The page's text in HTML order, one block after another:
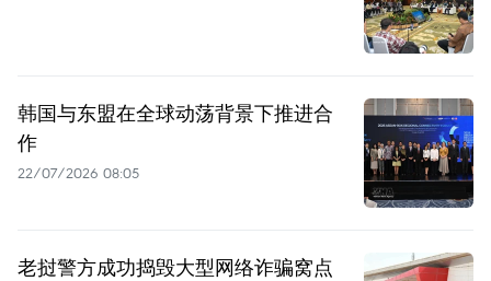
韩国与东盟在全球动荡背景下推进合
作
22/07/2026 08:05
老挝警方成功捣毁大型网络诈骗窝点